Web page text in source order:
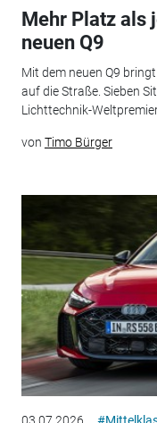
Mehr Platz als
neuen Q9
Mit dem neuen Q9
auf die Straße. Sieben
Lichttechnik-
von Timo Bürger